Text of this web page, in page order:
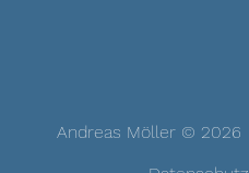
Andreas Möller © 2026